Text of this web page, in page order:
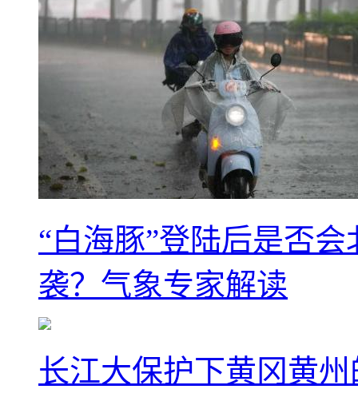
“白海豚”登陆后是否
袭？气象专家解读
长江大保护下黄冈黄